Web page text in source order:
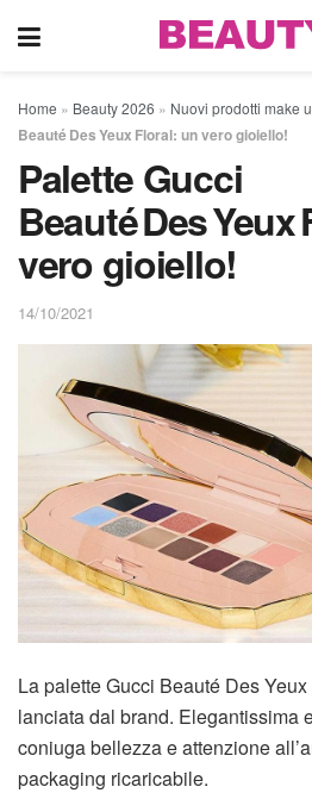
Home » Beauty 2026 » Nuovi prodotti make
Beauté Des Yeux Floral: un vero gioiello!
Palette Gucci
Beauté Des
vero gioiello!
14/10/2021
La palette Gucci Beauté Des
lanciata dal brand. Elegantissima
coniuga bellezza e attenzione
packaging ricaricabile.